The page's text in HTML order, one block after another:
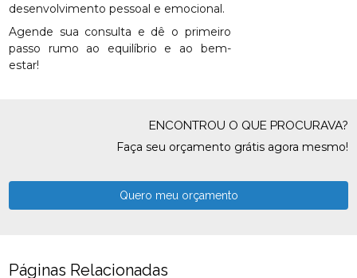
desenvolvimento pessoal e emocional.
Agende sua consulta e dê o primeiro
passo rumo ao equilíbrio e ao bem-
estar!
ENCONTROU O QUE PROCURAVA?
Faça seu orçamento grátis agora mesmo!
Quero meu orçamento
Páginas Relacionadas